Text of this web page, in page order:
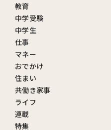
教育
中学受験
中学生
仕事
マネー
おでかけ
住まい
共働き家事
ライフ
連載
特集